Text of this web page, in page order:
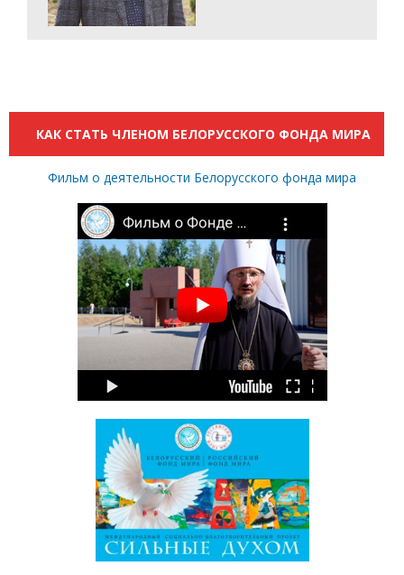
КАК СТАТЬ ЧЛЕНОМ БЕЛОРУССКОГО ФОНДА МИРА
Фильм о деятельности Белорусского фонда мира